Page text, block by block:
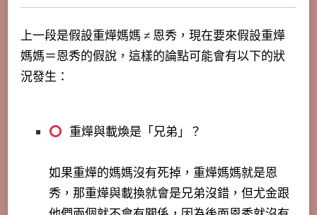
上一段是假設重燁媽媽 ≠ 恩秀，現在要來假設重燁
媽媽＝恩秀的假說，這樣的論點可能會有以下的狀
況發生：
重燁與載煥是「兄弟」？
如果重燁的媽媽沒有死掉，重燁媽媽就是恩
秀，那重燁與載換就會是兄弟沒錯，但尤金跟